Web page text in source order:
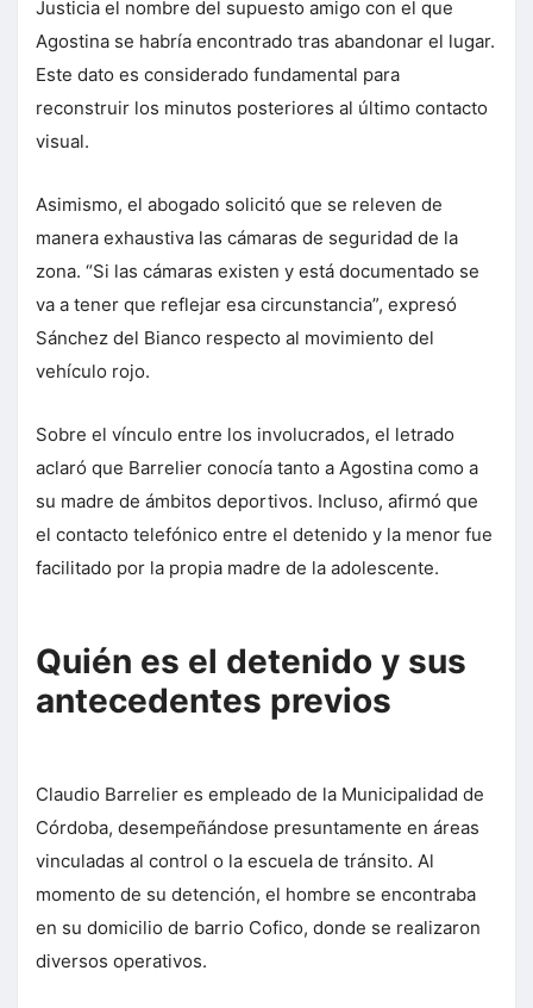
Justicia el nombre del supuesto amigo con el que
Agostina se habría encontrado tras abandonar el lugar.
Este dato es considerado fundamental para
reconstruir los minutos posteriores al último contacto
visual.
Asimismo, el abogado solicitó que se releven de
manera exhaustiva las cámaras de seguridad de la
zona. “Si las cámaras existen y está documentado se
va a tener que reflejar esa circunstancia”, expresó
Sánchez del Bianco respecto al movimiento del
vehículo rojo.
Sobre el vínculo entre los involucrados, el letrado
aclaró que Barrelier conocía tanto a Agostina como a
su madre de ámbitos deportivos. Incluso, afirmó que
el contacto telefónico entre el detenido y la menor fue
facilitado por la propia madre de la adolescente.
Quién es el detenido y sus
antecedentes previos
Claudio Barrelier es empleado de la Municipalidad de
Córdoba, desempeñándose presuntamente en áreas
vinculadas al control o la escuela de tránsito. Al
momento de su detención, el hombre se encontraba
en su domicilio de barrio Cofico, donde se realizaron
diversos operativos.